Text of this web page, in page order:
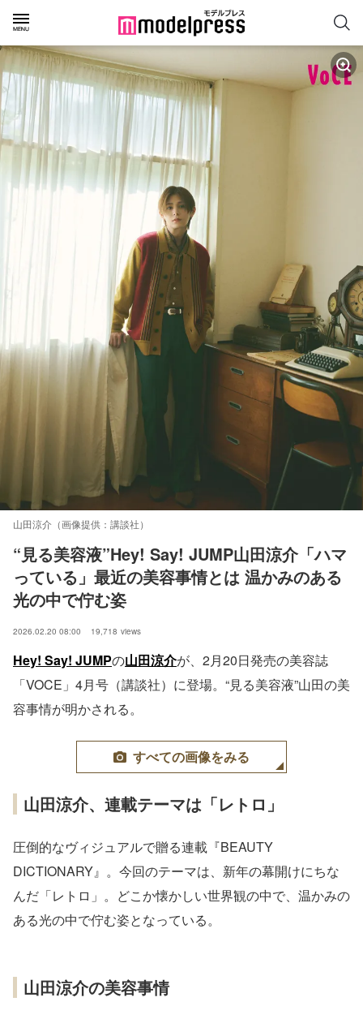
山田涼介（画像提供：講談社）
“見る美容液”Hey! Say! JUMP山田涼介「ハマ
っている」最近の美容事情とは 温かみのある
光の中で佇む姿
2026.02.20 08:00 19,718 views
Hey! Say! JUMPの山田涼介が、2月20日発売の美容誌
「VOCE」4月号（講談社）に登場。“見る美容液”山田の美
容事情が明かされる。
すべての画像をみる
山田涼介、連載テーマは「レトロ」
圧倒的なヴィジュアルで贈る連載『BEAUTY
DICTIONARY』。今回のテーマは、新年の幕開けにちな
んだ「レトロ」。どこか懐かしい世界観の中で、温かみの
ある光の中で佇む姿となっている。
山田涼介の美容事情